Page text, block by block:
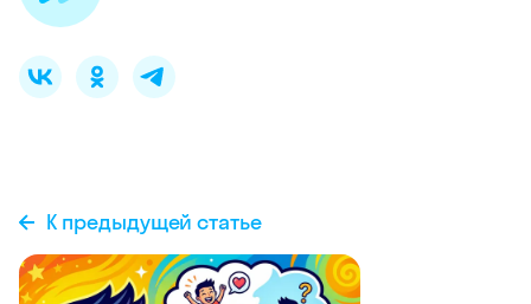
К предыдущей статье